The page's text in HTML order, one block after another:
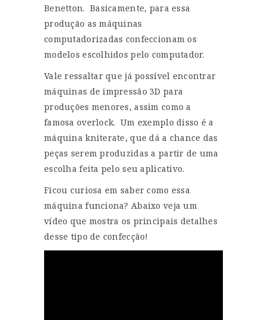
Benetton. Basicamente, para essa
produção as máquinas
computadorizadas confeccionam os
modelos escolhidos pelo computador.
Vale ressaltar que já possível encontrar
máquinas de impressão 3D para
produções menores, assim como a
famosa overlock. Um exemplo disso é a
máquina kniterate, que dá a chance das
peças serem produzidas a partir de uma
escolha feita pelo seu aplicativo.
Ficou curiosa em saber como essa
máquina funciona? Abaixo veja um
vídeo que mostra os principais detalhes
desse tipo de confecção!